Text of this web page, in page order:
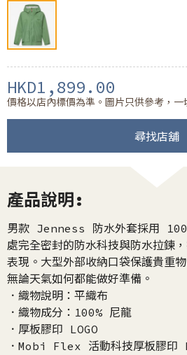
HKD1,899.00
價格以店內標價為準。圖片只供參考，一
尋找店舖
產品說明:
男款 Jenness 防水外套採用
處完全密封的防水科技與防水拉鍊
表現。大型外部收納口袋保護貴重
無論天氣如何都能做好準備。
．織物說明：平織布
．織物成分：100% 尼龍
．厚板膠印 LOGO
．Mobi Flex 活動科技厚板膠印